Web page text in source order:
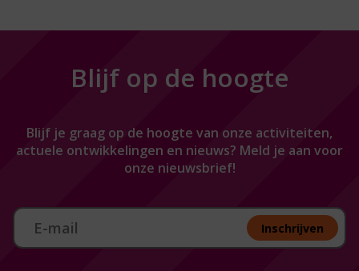
Blijf op de hoogte
Blijf je graag op de hoogte van onze activiteiten,
actuele ontwikkelingen en nieuws? Meld je aan voor
onze nieuwsbrief!
Aan melden nieuwsbrief Inschrijven